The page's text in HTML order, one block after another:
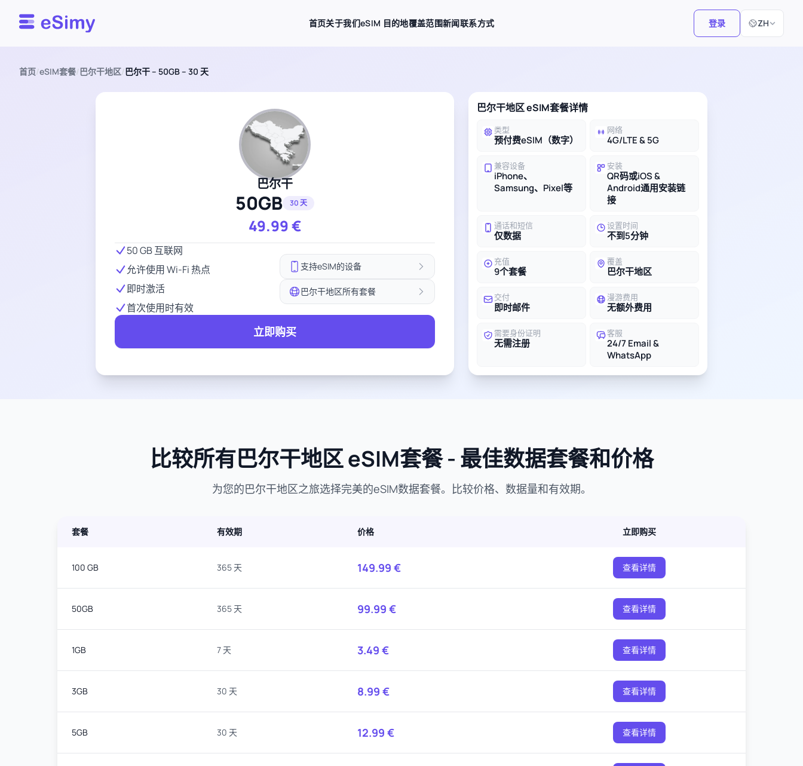
Esimy 首页关于我们eSIM 目的地覆盖范围新闻联系方式 登录 ZH
选择语言
首页/eSIM套餐/巴尔干地区/巴尔干 – 50GB – 30 天
巴尔干
50GB 30 天
49.99€
50 GB 互联网
允许使用 Wi-Fi 热点
即时激活
首次使用时有效
支持eSIM的设备
巴尔干地区所有套餐
立即购买
巴尔干地区 eSIM套餐详情
类型
预付费eSIM（数字）
网络
4G/LTE & 5G
兼容设备
iPhone、
Samsung、Pixel等
安装
QR码或iOS &
Android通用安装链
接
通话和短信
仅数据
设置时间
不到5分钟
充值
9个套餐
覆盖
巴尔干地区
交付
即时邮件
漫游费用
无额外费用
需要身份证明
无需注册
客服
24/7 Email &
WhatsApp
比较所有巴尔干地区 eSIM套餐 - 最佳数据套餐和价格
为您的巴尔干地区之旅选择完美的eSIM数据套餐。比较价格、数据量和有效期。
套餐 有效期 价格 立即购买
100 GB 365 天 149.99 € 查看详情
50GB 365 天 99.99 € 查看详情
1GB 7 天 3.49 € 查看详情
3GB 30 天 8.99 € 查看详情
5GB 30 天 12.99 € 查看详情